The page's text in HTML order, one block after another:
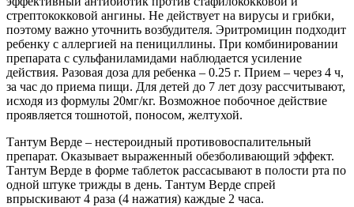
стрептококковой ангины. Не действует на вирусы и грибки,
поэтому важно уточнить возбудителя. Эритромицин подходит
ребенку с аллергией на пенициллины. При комбинировании
препарата с сульфаниламидами наблюдается усиление
действия. Разовая доза для ребенка – 0.25 г. Прием – через 4 ч,
за час до приема пищи. Для детей до 7 лет дозу рассчитывают,
исходя из формулы 20мг/кг. Возможное побочное действие
проявляется тошнотой, поносом, желтухой.
Тантум Верде – нестероидный противовоспалительный
препарат. Оказывает выраженный обезболивающий эффект.
Тантум Верде в форме таблеток рассасывают в полости рта по
одной штуке трижды в день. Тантум Верде спрей
впрыскивают 4 раза (4 нажатия) каждые 2 часа.